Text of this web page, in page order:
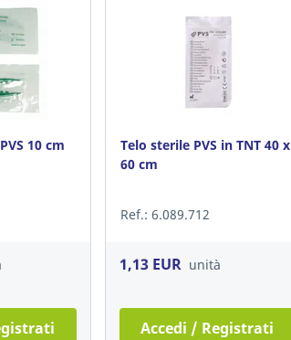
10 cm
Telo sterile PVS in TNT 40 x
60 cm
Ref.: 6.089.712
1,13 EUR unità
Accedi / Registrati